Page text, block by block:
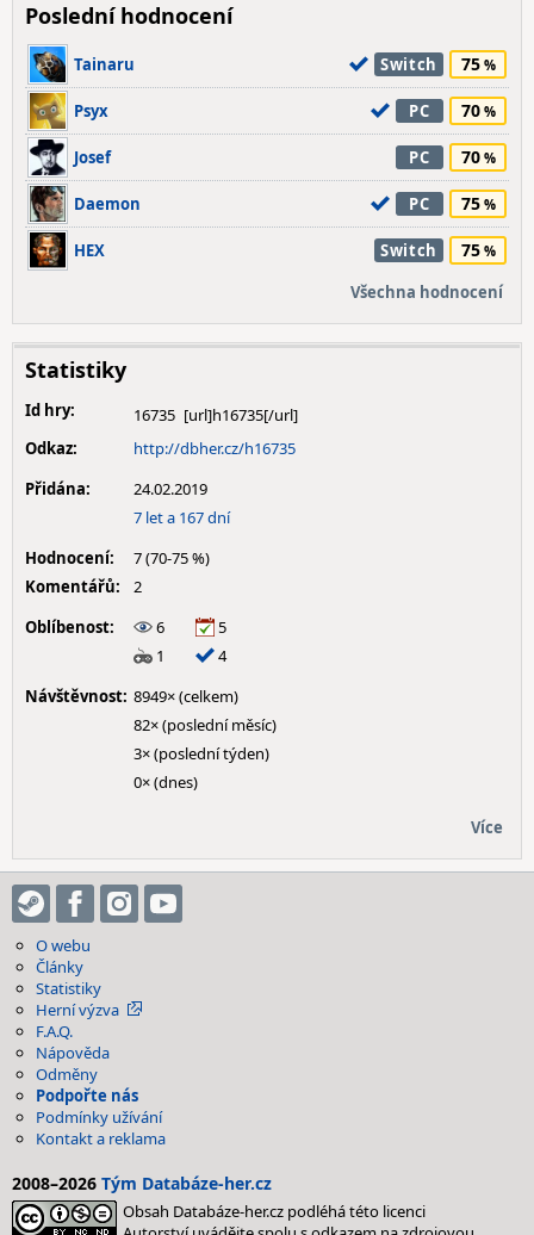
Poslední hodnocení
Tainaru Switch 75
Psyx PC 70
Josef PC 70
Daemon PC 75
HEX Switch 75
Všechna hodnocení
Statistiky
Id hry:
16735
Odkaz:
http://dbher.cz/h16735
Přidána:
24.02.2019
7 let a 167 dní
Hodnocení:
7 (70-75 %)
Komentářů:
2
Oblíbenost:
6
5
1
4
Návštěvnost: 8949× (celkem)
82× (poslední měsíc)
3× (poslední týden)
0× (dnes)
Více
O webu
Články
Statistiky
Herní výzva
F.A.Q.
Nápověda
Odměny
Podpořte nás
Podmínky užívání
Kontakt a reklama
2008–2026 Tým Databáze-her.cz
Obsah Databáze-her.cz podléhá této licenci